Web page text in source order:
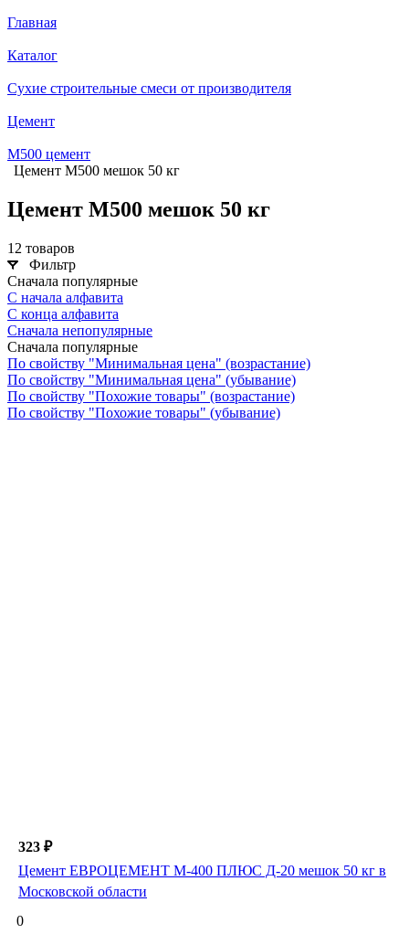
Главная
Каталог
Сухие строительные смеси от производителя
Цемент
М500 цемент
Цемент М500 мешок 50 кг
Цемент М500 мешок 50 кг
12 товаров
Фильтр
Сначала популярные
С начала алфавита
С конца алфавита
Сначала непопулярные
Сначала популярные
По свойству "Минимальная цена" (возрастание)
По свойству "Минимальная цена" (убывание)
По свойству "Похожие товары" (возрастание)
По свойству "Похожие товары" (убывание)
323 ₽
Цемент ЕВРОЦЕМЕНТ М-400 ПЛЮС Д-20 мешок 50 кг в
Московской области
0